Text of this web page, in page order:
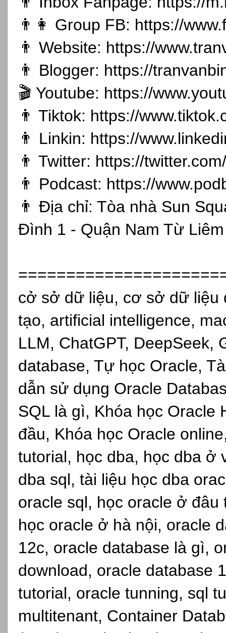
👨👩 Group FB: https://
👨 Website: https://
👨 Blogger: https://
🎬 Youtube: https://
👨 Tiktok: https://
👨 Linkin: https://
👨 Twitter: https://
👨 Podcast: https://
👨 Địa chỉ: Tòa nhà Sun
Đình 1 - Quận Nam Từ Liêm
cở sở dữ liệu, cơ sở dữ liệu
tạo, artificial intelligence,
LLM, ChatGPT, DeepSeek,
database, Tự học Oracle,
dẫn sử dụng Oracle
SQL là gì, Khóa học Oracle
đầu, Khóa học Oracle
tutorial, học dba, học dba ở
dba sql, tài liệu học dba
oracle sql, học oracle ở
học oracle ở hà nội, oracle
12c, oracle database là gì,
download, oracle database
tutorial, oracle tunning, sql
multitenant, Container